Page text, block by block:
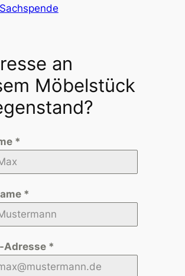
Sachspende
an
Möbelstück
*
*
Adresse *